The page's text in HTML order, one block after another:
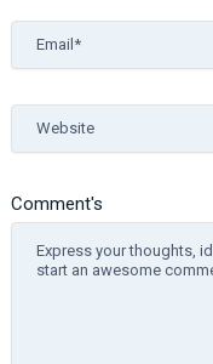
Comment's
Email*
Website